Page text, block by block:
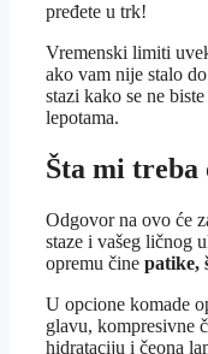
pređete u trk!
Vremenski limiti
ako vam nije stalo
stazi kako se ne
lepotama.
Šta mi treba
Odgovor na ovo će
staze i vašeg ličnog
opremu čine patike,
U opcione komade
glavu, kompresivne
hidrataciju i čeona